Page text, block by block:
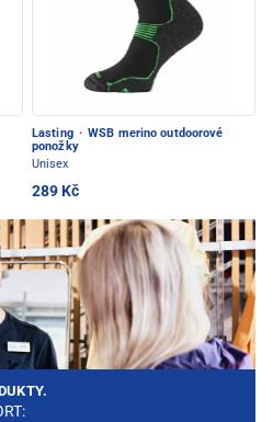
Lasting · WSB merino outdoorové
ponožky
Unisex
289 Kč